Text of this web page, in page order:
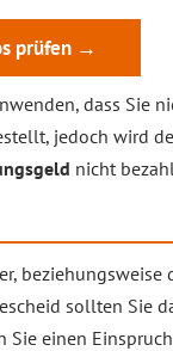
prüfen →
dass Sie
jedoch wird
nicht
beziehungsweise
sollten Sie
Sie einen